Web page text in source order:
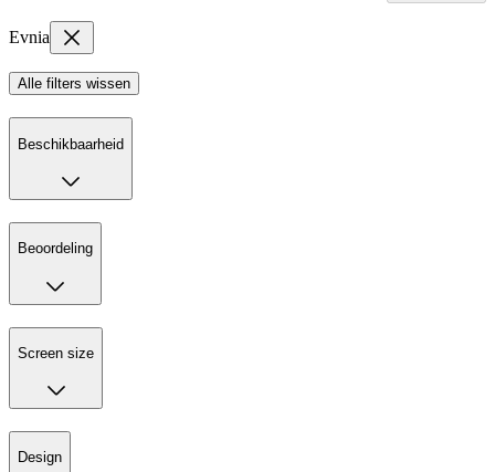
Evnia
Alle filters wissen
Beschikbaarheid
Beoordeling
Screen size
Design